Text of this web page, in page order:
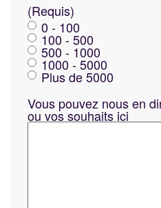
(Requis)
0 - 100
100 - 500
500 - 1000
1000 - 5000
Plus de 5000
Vous pouvez nous en
ou vos souhaits ici